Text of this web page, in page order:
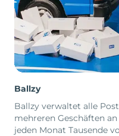
Ballzy
Ballzy verwaltet alle
mehreren Geschäften
jeden Monat Tausende